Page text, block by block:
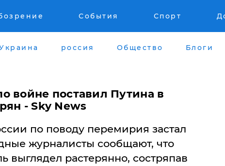
События Спорт
россия Общество Блоги
войне поставил Путина в
- Sky News
по поводу перемирия застал
журналисты сообщают, что
выглядел растерянно, состряпав